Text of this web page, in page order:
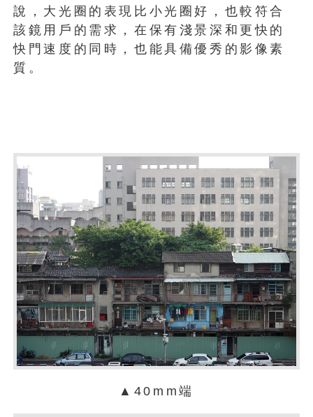
說，大光圈的表現比小光圈好，也較符合
該鏡用戶的需求，在保有淺景深和更快的
快門速度的同時，也能具備優秀的影像素
質。
▲40mm端